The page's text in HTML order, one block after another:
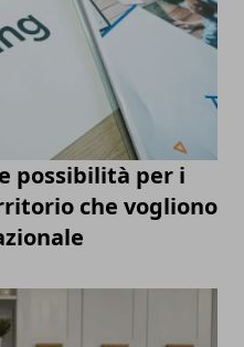
possibilità per i
che vogliono